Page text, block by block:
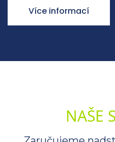
Více informací
NAŠE